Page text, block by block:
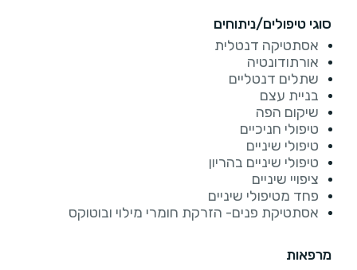
סוגי טיפולים/ניתוחים
אסתטיקה דנטלית
אורתודונטיה
שתלים דנטליים
בניית עצם
שיקום הפה
טיפולי חניכיים
טיפולי שיניים
טיפולי שיניים בהריון
ציפויי שיניים
פחד מטיפולי שיניים
אסתטיקת פנים- הזרקת חומרי מילוי ובוטוקס
מרפאות